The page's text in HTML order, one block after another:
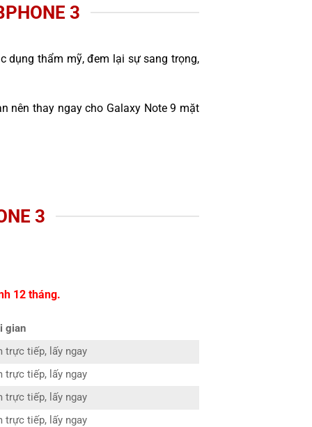
3
dụng thẩm mỹ, đem lại sự sang trọng,
nên thay ngay cho Galaxy Note 9 mặt
3
12 tháng.
gian
trực tiếp, lấy ngay
trực tiếp, lấy ngay
trực tiếp, lấy ngay
trực tiếp, lấy ngay